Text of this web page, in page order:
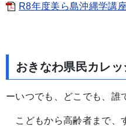
R8年度美ら島沖縄学講
おきなわ県民カレッ
ーいつでも、どこでも、誰
こどもから高齢者まで、